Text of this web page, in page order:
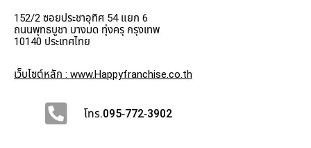
152/2 ซอยประชาอุทิศ 54 แยก 6
ถนนพุทธบูชา บางมด ทุ่งครุ กรุงเทพ
10140 ประเทศไทย
เว็บไซต์หลัก : www.Happyfranchise.co.th
โทร.095-772-3902